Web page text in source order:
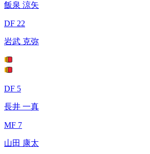
飯泉 涼矢
DF 22
岩武 克弥
DF 5
長井 一真
MF 7
山田 康太